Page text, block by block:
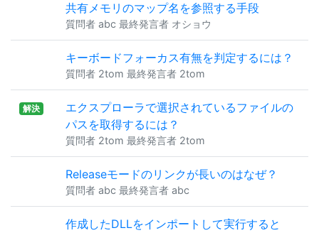
共有メモリのマップ名を参照する手段
質問者 abc 最終発言者 オショウ
キーボードフォーカス有無を判定するには？
質問者 2tom 最終発言者 2tom
解決
エクスプローラで選択されているファイルの
パスを取得するには？
質問者 2tom 最終発言者 2tom
Releaseモードのリンクが長いのはなぜ？
質問者 abc 最終発言者 abc
作成したDLLをインポートして実行すると